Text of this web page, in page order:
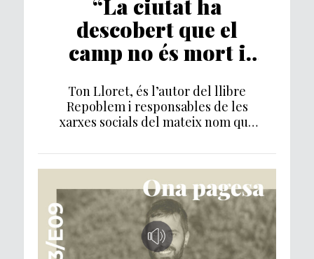
“La ciutat ha
descobert que el
camp no és mort i
més”
Ton Lloret, és l’autor del llibre
Repoblem i responsables de les
xarxes socials del mateix nom que